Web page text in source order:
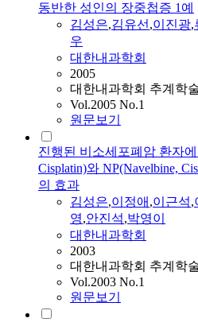
동반한 성인의 장중첩증 1예
김성은,김유선,이진광,
우
대한내과학회
2005
대한내과학회 추계학
Vol.2005 No.1
원문보기
진행된 비소세포폐암 환자에
Cisplatin)와 NP(Navelbine,
의 효과
김성은,이정애 ,이근석,
영,안진석,박영이
대한내과학회
2003
대한내과학회 추계학
Vol.2003 No.1
원문보기